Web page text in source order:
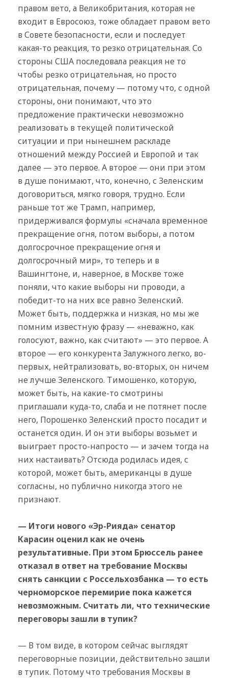
правом вето, а Великобритания, которая не
входит в Евросоюз, тоже обладает правом вето
в Совете безопасности, если и последует
какая-то реакция, то резко отрицательная. Со
стороны США последовала реакция не то
чтобы резко отрицательная, но просто
отрицательная, почему — потому что, с одной
стороны, они понимают, что это
предложение практически невозможно
реализовать в текущей политической
ситуации и при нынешнем раскладе
отношений между Россией и Европой и так
далее — это первое. А второе — они при этом
в душе понимают, что, конечно, с Зеленским
договориться, мягко говоря, трудно. Если
раньше тот же Трамп, например,
придерживался формулы «сначала временное
прекращение огня, потом выборы, а потом
долгосрочное прекращение огня и
долгосрочный мир», то теперь и в
Вашингтоне, и, наверное, в Москве тоже
поняли, что какие выборы ни проводи, а
победит-то на них все равно Зеленский.
Может быть, поддержка и низкая, но мы же
помним известную фразу — «неважно, как
голосуют, важно, как считают» — это первое. А
второе — его конкурента Залужного легко, во-
первых, нейтрализовать, во-вторых, он ничем
не лучше Зеленского. Тимошенко, которую,
может быть, на какие-то смотрины
приглашали куда-то, слаба и не потянет после
него, Порошенко Зеленский просто посадит и
останется один. И он эти выборы возьмет и
выиграет просто-напросто — и зачем тогда на
них настаивать? Отсюда родилась идея, с
которой, может быть, американцы в душе
согласны, но публично никогда этого не
признают.
— Итоги нового «Эр-Рияда» сенатор
Карасин оценил как не очень
результативные. При этом Брюссель ранее
отказал в ответ на требование Москвы
снять санкции с Россельхозбанка — то есть
черноморское перемирие пока кажется
невозможным. Считать ли, что технические
переговоры зашли в тупик?
— В том виде, в котором сейчас выглядят
переговорные позиции, действительно зашли
в тупик. Потому что требования Москвы в